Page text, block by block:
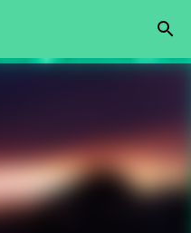
principal